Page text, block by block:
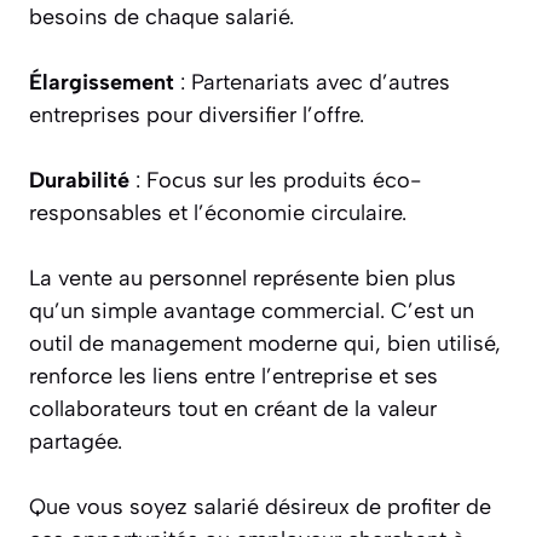
besoins de chaque salarié.
Élargissement : Partenariats avec d’autres
entreprises pour diversifier l’offre.
Durabilité : Focus sur les produits éco-
responsables et l’économie circulaire.
La vente au personnel représente bien plus
qu’un simple avantage commercial. C’est un
outil de management moderne qui, bien utilisé,
renforce les liens entre l’entreprise et ses
collaborateurs tout en créant de la valeur
partagée.
Que vous soyez salarié désireux de profiter de